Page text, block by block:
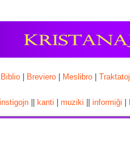
Biblio Breviero Meslibro |Traktatoj
kanti |muziki ||informiĝi